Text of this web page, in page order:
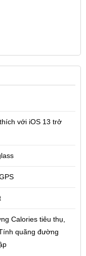
minh khác,
mang đến 2
Sử dụng
Apple. Đánh giá
5 4mm LTE cũ
trước đó. Vẫn
5 LTE và GPS
với iOS 13 trở
Calories tiêu thụ,
quãng đường